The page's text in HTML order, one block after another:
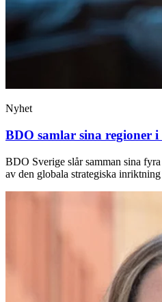
Nyhet
BDO samlar sina regioner
BDO Sverige slår samman sina
av den globala strategiska